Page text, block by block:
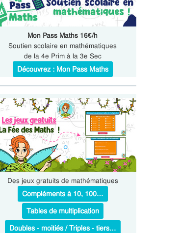
Mon Pass Maths 16€/h
Soutien scolaire en mathématiques
de la 4e Prim à la 3e Sec
Découvrez : Mon Pass Maths
Des jeux gratuits de mathématiques
Compléments à 10, 100…
Tables de multiplication
Doubles - moitiés / Triples - tiers…